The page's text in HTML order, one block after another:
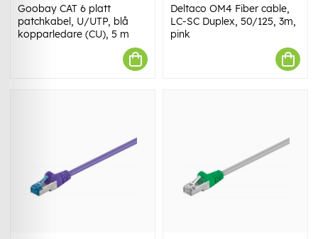
Goobay CAT 6 platt
patchkabel, U/UTP, blå
kopparledare (CU), 5 m
Deltaco OM4 Fiber cable,
LC-SC Duplex, 50/125, 3m,
pink